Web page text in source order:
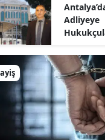
Adliyeye